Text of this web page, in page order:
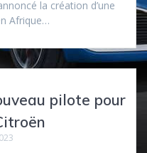
la création d’une
Afrique…
pilote pour